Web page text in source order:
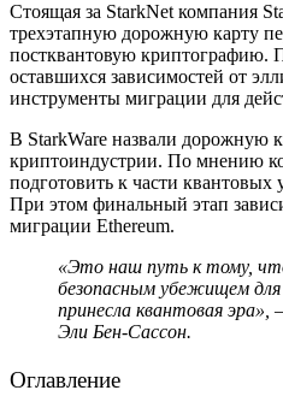
Стоящая за StarkNet компания
трехэтапную дорожную карту
постквантовую криптографию.
оставшихся зависимостей от
инструменты миграции для
В StarkWare назвали дорожную
криптоиндустрии. По мнению
подготовить к части квантовых
При этом финальный этап
миграции Ethereum.
«Это наш путь к тому,
безопасным убежищем
принесла квантовая эра»,
Эли Бен-Сассон.
Оглавление